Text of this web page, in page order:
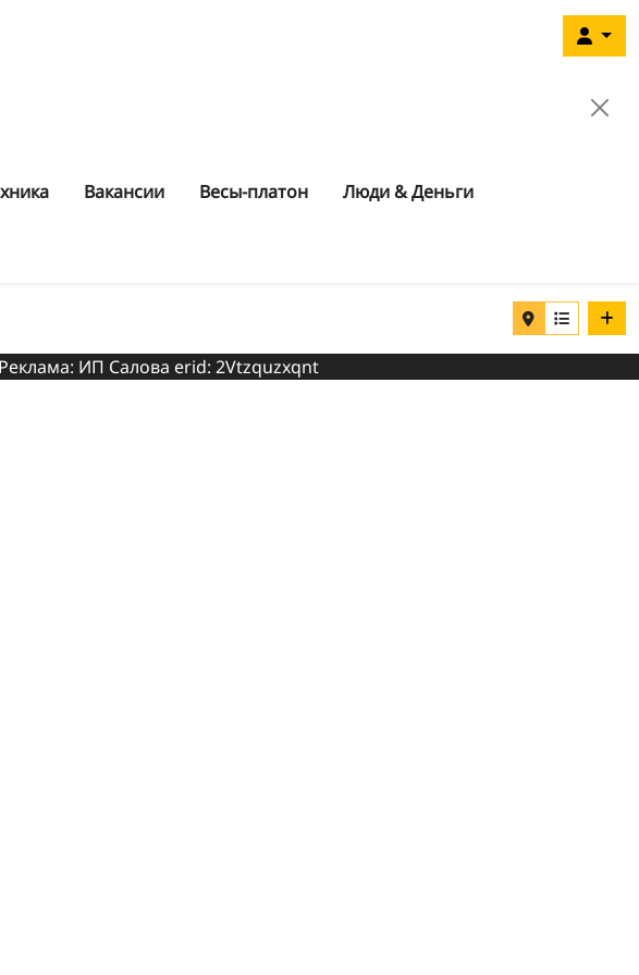
Вакансии Весы-платон
Люди & Деньги
ИП Салова erid: 2Vtzquzxqnt